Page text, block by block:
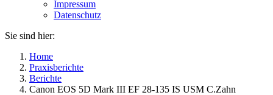
Impressum
Datenschutz
Sie sind hier:
Home
Praxisberichte
Berichte
Canon EOS 5D Mark III EF 28-135 IS USM C.Zahn